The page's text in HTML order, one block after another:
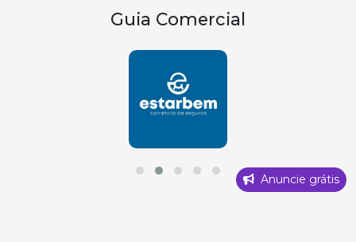
Guia Comercial
Anuncie grátis